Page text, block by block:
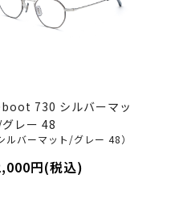
730 シルバーマッ
グレー 48
ルバーマット/グレー 48）
円(税込)